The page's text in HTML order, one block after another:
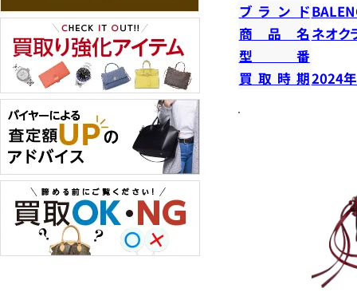
ブランド
商品名 ネオク
型番
買取時期2024